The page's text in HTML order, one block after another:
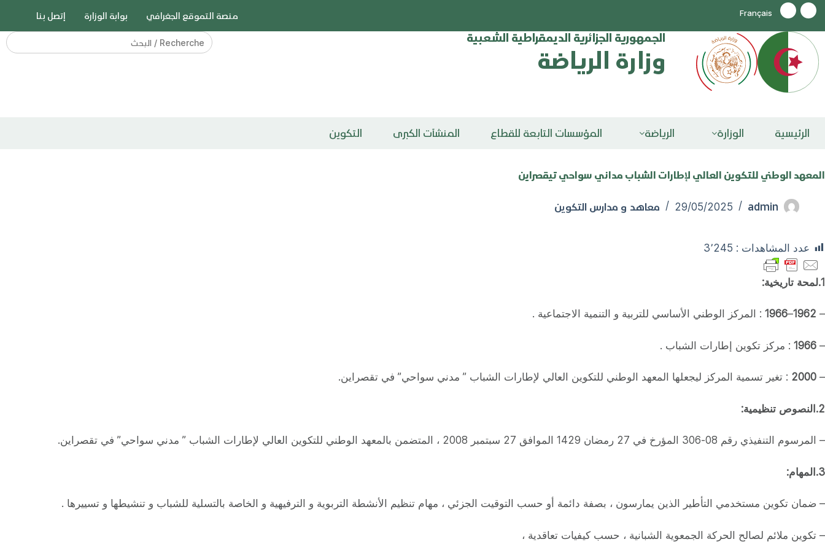
Français منصة التموقع الجغرافي بوابة الوزارة إتصل بنا
الجمهورية الجزائرية الديمقراطية الشعبية
وزارة الرياضة
Search
for:
الرئيسية الوزارة الرياضة المؤسسات التابعة للقطاع المنشآت الكبرى التكوين
المعهد الوطني للتكوين العالي لإطارات الشباب مداني سواحي تيقصراين
admin
29/05/2025 معاهد و مدارس التكوين
عدد المشاهدات : 3٬245
1.لمحة تاريخية:
–
1962
–
1966 : المركز الوطني الأساسي للتربية و التنمية الاجتماعية .
–
1966 : مركز تكوين إطارات الشباب .
–
2000 : تغير تسمية المركز ليجعلها المعهد الوطني للتكوين العالي لإطارات الشباب ” مدني سواحي” في تقصراين.
2.النصوص تنظيمية:
– المرسوم التنفيذي رقم 08-306 المؤرخ في 27 رمضان 1429 الموافق 27 سبتمبر 2008 ، المتضمن بالمعهد الوطني للتكوين العالي لإطارات الشباب ” مدني سواحي” في تقصراين.
3.المهام:
– ضمان تكوين مستخدمي التأطير الذين يمارسون ، بصفة دائمة أو حسب التوقيت الجزئي ، مهام تنظيم الأنشطة التربوية و الترفيهية و الخاصة بالتسلية للشباب و تنشيطها و تسييرها .
– تكوين ملائم لصالح الحركة الجمعوية الشبانية ، حسب كيفيات تعاقدية ،